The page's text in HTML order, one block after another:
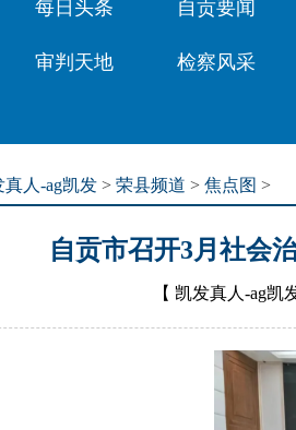
每日头条 自贡要闻
审判天地 检察风采
真人-ag凯发 > 荣县频道 > 焦点图 >
自贡市召开3月社会
【 凯发真人-ag凯